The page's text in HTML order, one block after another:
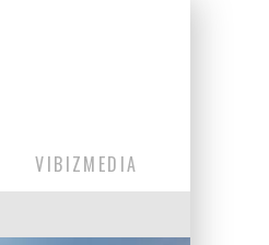
VIBIZMEDIA